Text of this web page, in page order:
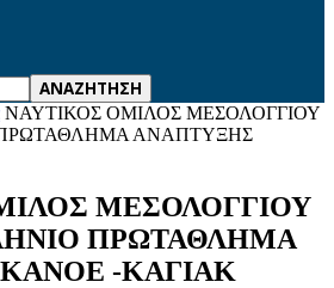
ΝΑΥΤΙΚΟΣ ΟΜΙΛΟΣ ΜΕΣΟΛΟΓΓΙΟΥ
ΑΝΑΠΤΥΞΗΣ
ΜΕΣΟΛΟΓΓΙΟΥ
ΠΡΩΤΑΘΛΗΜΑ
-ΚΑΓΙΑΚ